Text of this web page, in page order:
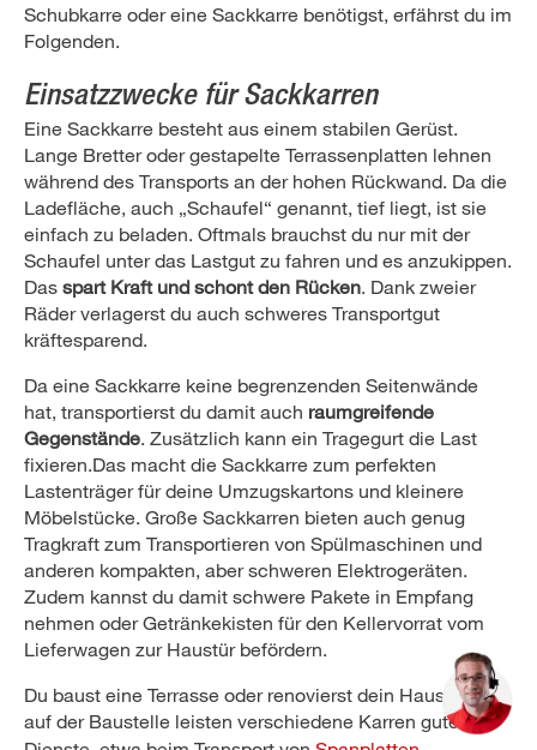
Schubkarre oder eine Sackkarre benötigst, erfährst du im
Folgenden.
Einsatzzwecke für Sackkarren
Eine Sackkarre besteht aus einem stabilen Gerüst.
Lange Bretter oder gestapelte Terrassenplatten lehnen
während des Transports an der hohen Rückwand. Da die
Ladefläche, auch „Schaufel“ genannt, tief liegt, ist sie
einfach zu beladen. Oftmals brauchst du nur mit der
Schaufel unter das Lastgut zu fahren und es anzukippen.
Das spart Kraft und schont den Rücken. Dank zweier
Räder verlagerst du auch schweres Transportgut
kräftesparend.
Da eine Sackkarre keine begrenzenden Seitenwände
hat, transportierst du damit auch raumgreifende
Gegenstände. Zusätzlich kann ein Tragegurt die Last
fixieren.Das macht die Sackkarre zum perfekten
Lastenträger für deine Umzugskartons und kleinere
Möbelstücke. Große Sackkarren bieten auch genug
Tragkraft zum Transportieren von Spülmaschinen und
anderen kompakten, aber schweren Elektrogeräten.
Zudem kannst du damit schwere Pakete in Empfang
nehmen oder Getränkekisten für den Kellervorrat vom
Lieferwagen zur Haustür befördern.
Du baust eine Terrasse oder renovierst dein Haus? Auch
auf der Baustelle leisten verschiedene Karren gute